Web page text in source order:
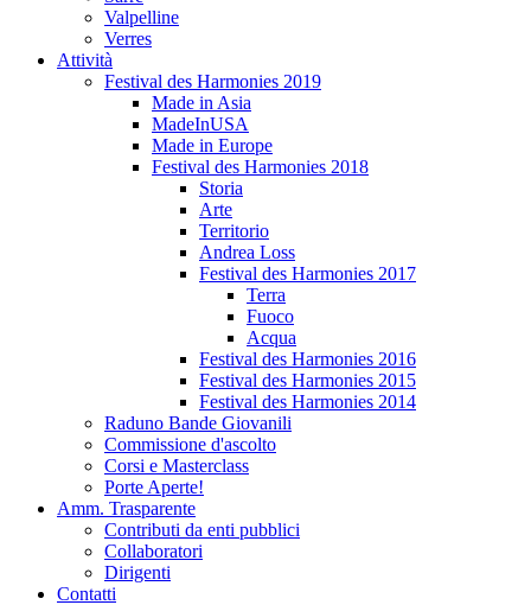
Valpelline
Verres
Attività
Festival des Harmonies 2019
Made in Asia
MadeInUSA
Made in Europe
Festival des Harmonies 2018
Storia
Arte
Territorio
Andrea Loss
Festival des Harmonies 2017
Terra
Fuoco
Acqua
Festival des Harmonies 2016
Festival des Harmonies 2015
Festival des Harmonies 2014
Raduno Bande Giovanili
Commissione d'ascolto
Corsi e Masterclass
Porte Aperte!
Amm. Trasparente
Contributi da enti pubblici
Collaboratori
Dirigenti
Contatti